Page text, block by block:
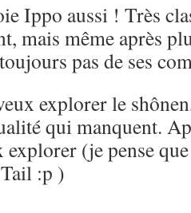
Ippo aussi ! Très
mais même après
pas de ses
explorer le
qui manquent.
explorer (je pense
:p )